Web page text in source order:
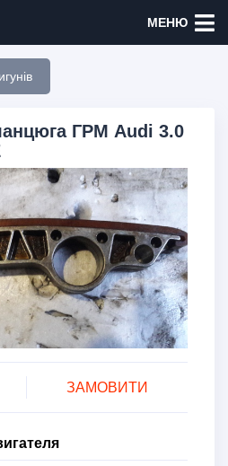
МЕНЮ
ГРМ Audi 3.0
ЗАМОВИТИ